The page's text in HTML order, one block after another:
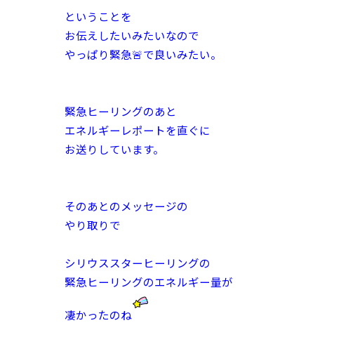
ということを
お伝えしたいみたいなので
やっぱり緊急🚨で良いみたい。
緊急ヒーリングのあと
エネルギーレポートを直ぐに
お送りしています。
そのあとのメッセージの
やり取りで
シリウススターヒーリングの
緊急ヒーリングのエネルギー量が
凄かったのね